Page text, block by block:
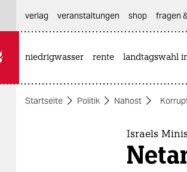
themen
verlag
veranstaltungen shop fragen
niedrigwasser rente landtagswahl
Startseite Politik Nahost
Israels